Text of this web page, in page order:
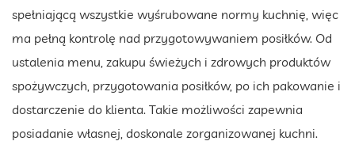
spełniającą wszystkie wyśrubowane normy kuchnię, więc
ma pełną kontrolę nad przygotowywaniem posiłków. Od
ustalenia menu, zakupu świeżych i zdrowych produktów
spożywczych, przygotowania posiłków, po ich pakowanie i
dostarczenie do klienta. Takie możliwości zapewnia
posiadanie własnej, doskonale zorganizowanej kuchni.